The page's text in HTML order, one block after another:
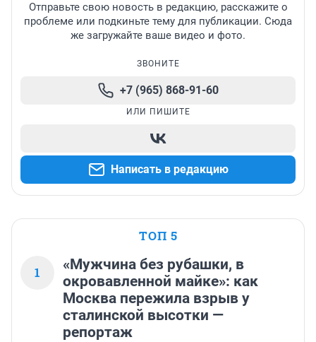
Отправьте свою новость в редакцию, расскажите о
проблеме или подкиньте тему для публикации. Сюда
же загружайте ваше видео и фото.
ЗВОНИТЕ
+7 (965) 868-91-60
ИЛИ ПИШИТЕ
Написать в редакцию
ТОП 5
1
«Мужчина без рубашки, в
окровавленной майке»: как
Москва пережила взрыв у
сталинской высотки —
репортаж